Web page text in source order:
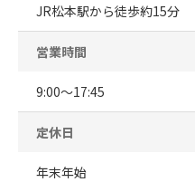
JR松本駅から徒歩約15分
営業時間
9:00～17:45
定休日
年末年始